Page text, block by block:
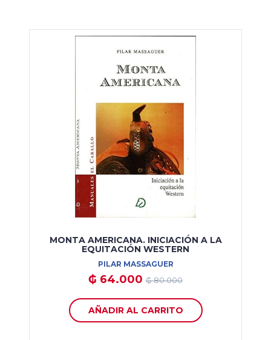
MONTA AMERICANA. INICIACIÓN A LA
EQUITACIÓN WESTERN
PILAR MASSAGUER
₲ 64.000 ₲ 80.000
AÑADIR AL CARRITO